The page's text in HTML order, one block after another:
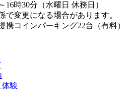
16時30分（水曜日 休務日）
変更になる場合があります。
携コインパーキング22台（有料）
体験